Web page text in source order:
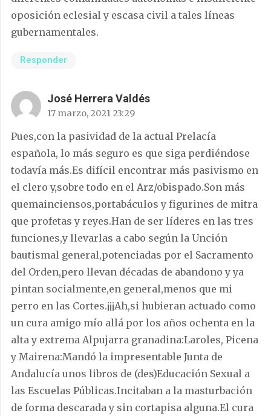
oposición eclesial y escasa civil a tales líneas
gubernamentales.
Responder
José Herrera Valdés
17 marzo, 2021 23:29
Pues,con la pasividad de la actual Prelacía
española, lo más seguro es que siga perdiéndose
todavía más.Es difícil encontrar más pasivismo en
el clero y,sobre todo en el Arz/obispado.Son más
quemainciensos,portabáculos y figurines de mitra
que profetas y reyes.Han de ser líderes en las tres
funciones,y llevarlas a cabo según la Unción
bautismal general,potenciadas por el Sacramento
del Orden,pero llevan décadas de abandono y ya
pintan socialmente,en general,menos que mi
perro en las Cortes.¡¡¡Ah,si hubieran actuado como
un cura amigo mío allá por los años ochenta en la
alta y extrema Alpujarra granadina:Laroles, Picena
y Mairena:Mandó la impresentable Junta de
Andalucía unos libros de (des)Educación Sexual a
las Escuelas Públicas.Incitaban a la masturbación
de forma descarada y sin cortapisa alguna.El cura